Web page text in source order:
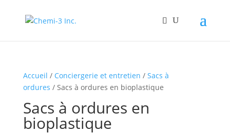
Accueil / Conciergerie et entretien / Sacs à
ordures / Sacs à ordures en bioplastique
Sacs à ordures en
bioplastique